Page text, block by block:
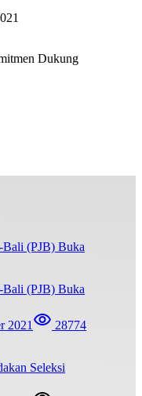
Dukung
(PJB) Buka
2021 28774
Seleksi